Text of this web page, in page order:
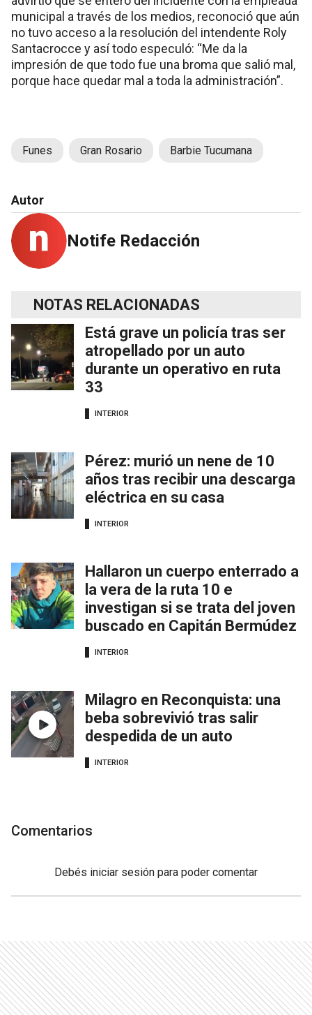
municipal a través de los medios, reconoció que aún
no tuvo acceso a la resolución del intendente Roly
Santacrocce y así todo especuló: “Me da la
impresión de que todo fue una broma que salió mal,
porque hace quedar mal a toda la administración”.
Funes Gran Rosario Barbie Tucumana
Autor
Notife Redacción
NOTAS RELACIONADAS
Está grave un policía tras ser
atropellado por un auto
durante un operativo en ruta
33
INTERIOR
Pérez: murió un nene de 10
años tras recibir una descarga
eléctrica en su casa
INTERIOR
Hallaron un cuerpo enterrado a
la vera de la ruta 10 e
investigan si se trata del joven
buscado en Capitán Bermúdez
INTERIOR
Milagro en Reconquista: una
beba sobrevivió tras salir
despedida de un auto
INTERIOR
Comentarios
Debés iniciar sesión para poder comentar